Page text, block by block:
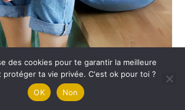
des cookies pour te garantir la meilleure
protéger ta vie privée. C'est ok pour toi ?
OK
Non